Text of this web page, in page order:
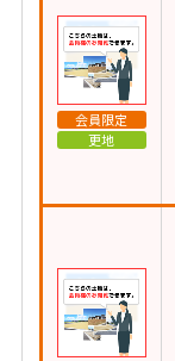
会員限定
更地